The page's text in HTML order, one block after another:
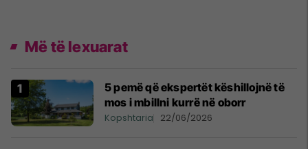
Më të lexuarat
5 pemë që ekspertët këshillojnë të
mos i mbillni kurrë në oborr
Kopshtaria 22/06/2026